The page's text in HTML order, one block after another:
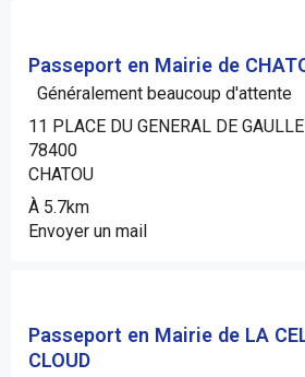
Passeport en Mairie de
Généralement beaucoup d'attente
11 PLACE DU GENERAL DE GAULLE
78400
CHATOU
À 5.7km
Envoyer un mail
Passeport en Mairie de LA
CLOUD